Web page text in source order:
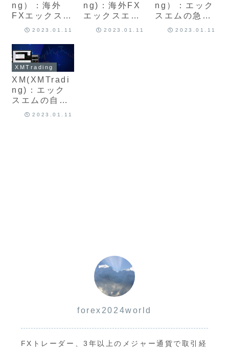
ng）：海外
FXエックスエ
ムのストップ
策について最
新版解説
2023.01.11
ng)：海外FX
エックスエム
のの取引シグ
2023.01.11
ng）：エック
スエムの急増
する偽サイ
2023.01.11
XMTrading
XM(XMTradi
ng)：エック
スエムの自動
売買(EA)ツー
2023.01.11
forex2024world
FXトレーダー、3年以上のメジャー通貨で取引経